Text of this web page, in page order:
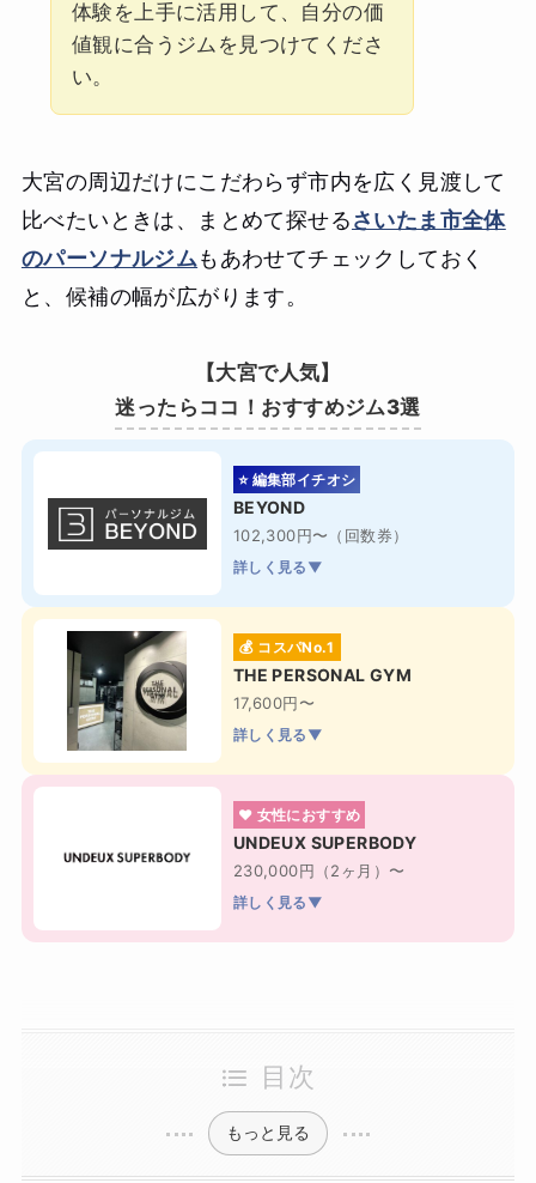
体験を上手に活用して、自分の価
値観に合うジムを見つけてくださ
い。
大宮の周辺だけにこだわらず市内を広く見渡して
比べたいときは、まとめて探せる さいたま市全体
のパーソナルジム もあわせてチェックしておく
と、候補の幅が広がります。
【大宮で人気】
迷ったらココ！おすすめジム3選
⭐ 編集部イチオシ
BEYOND
102,300円〜（回数券）
詳しく見る▼
💰 コスパNo.1
THE PERSONAL GYM
17,600円〜
詳しく見る▼
❤ 女性におすすめ
UNDEUX SUPERBODY
230,000円（2ヶ月）〜
詳しく見る▼
目次
もっと見る